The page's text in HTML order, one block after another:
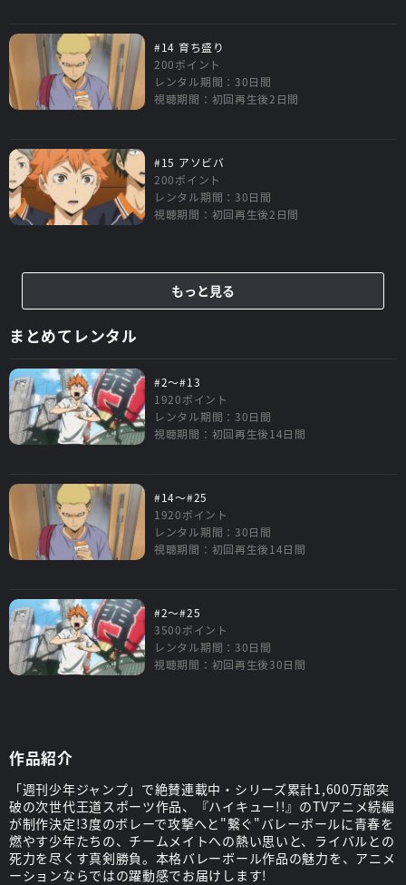
#14 育ち盛り
200ポイント
レンタル期間：30日間
視聴期間：初回再生後2日間
#15 アソビバ
200ポイント
レンタル期間：30日間
視聴期間：初回再生後2日間
もっと見る
まとめてレンタル
#2～#13
1920ポイント
レンタル期間：30日間
視聴期間：初回再生後14日間
#14～#25
1920ポイント
レンタル期間：30日間
視聴期間：初回再生後14日間
#2～#25
3500ポイント
レンタル期間：30日間
視聴期間：初回再生後30日間
作品紹介
「週刊少年ジャンプ」で絶賛連載中・シリーズ累計1,600万部突
破の次世代王道スポーツ作品、『ハイキュー!!』のTVアニメ続編
が制作決定!3度のボレーで攻撃へと"繋ぐ"バレーボールに青春を
燃やす少年たちの、チームメイトへの熱い思いと、ライバルとの
死力を尽くす真剣勝負。本格バレーボール作品の魅力を、アニメ
ーションならではの躍動感でお届けします!